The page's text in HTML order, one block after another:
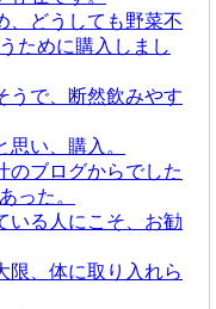
、どうしても野菜不
ために購入しまし
うで、断然飲みやす
い、購入。
のブログからでした
った。
いる人にこそ、お勧
限、体に取り入れら